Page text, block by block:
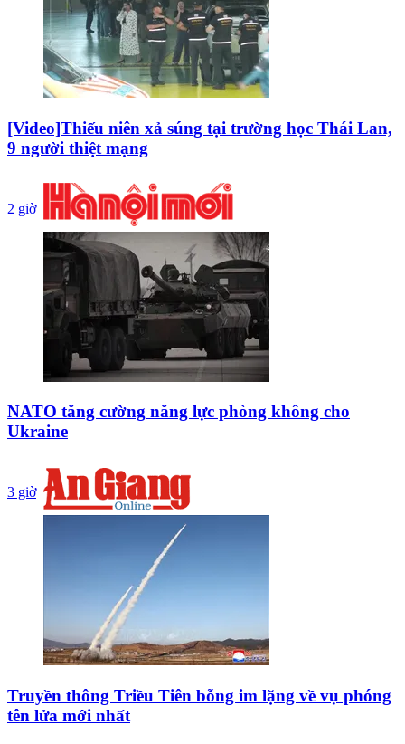
[Video]Thiếu niên xả súng tại trường học Thái Lan,
9 người thiệt mạng
2 giờ
NATO tăng cường năng lực phòng không cho
Ukraine
3 giờ
Truyền thông Triều Tiên bỗng im lặng về vụ phóng
tên lửa mới nhất